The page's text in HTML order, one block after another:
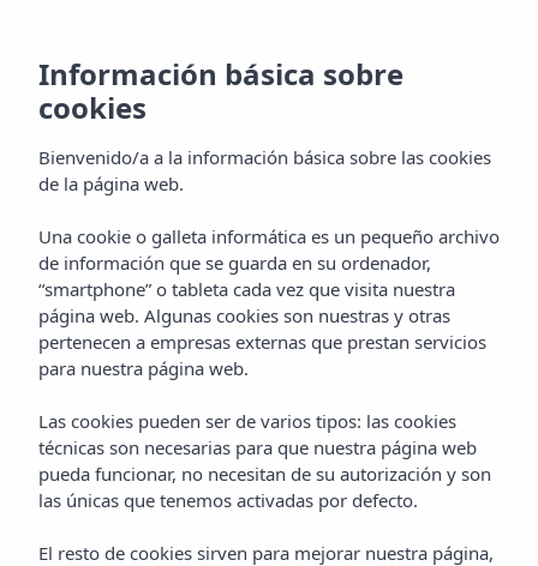
LAS CAPILLAS
MÁS ESPECIALES
DE IBIZA
Información básica sobre
cookies
Bienvenido/a a la información básica sobre las cookies
de la página web.
Una cookie o galleta informática es un pequeño archivo
de información que se guarda en su ordenador,
“smartphone” o tableta cada vez que visita nuestra
página web. Algunas cookies son nuestras y otras
pertenecen a empresas externas que prestan servicios
para nuestra página web.
Las cookies pueden ser de varios tipos: las cookies
técnicas son necesarias para que nuestra página web
pueda funcionar, no necesitan de su autorización y son
las únicas que tenemos activadas por defecto.
El resto de cookies sirven para mejorar nuestra página,